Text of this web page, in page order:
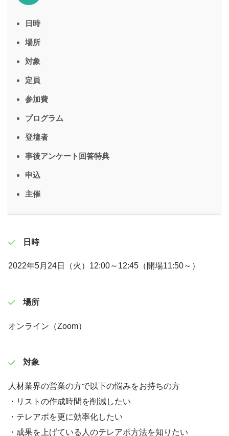
日時
場所
対象
定員
参加費
プログラム
登壇者
事後アンケート回答特典
申込
主催
日時
2022年5月24日（火）12:00～12:45（開場11:50～）
場所
オンライン（Zoom）
対象
人材業界の営業の方で以下の悩みをお持ちの方
・リストの作成時間を削減したい
・テレアポを更に効率化したい
・成果を上げている人のテレアポ方法を知りたい